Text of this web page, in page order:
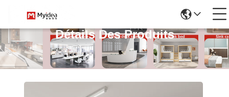
Détails Des Produits